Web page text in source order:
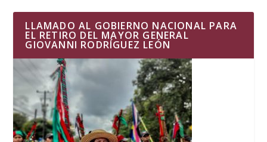
LLAMADO AL GOBIERNO NACIONAL PARA
EL RETIRO DEL MAYOR GENERAL
GIOVANNI RODRÍGUEZ LEÓN